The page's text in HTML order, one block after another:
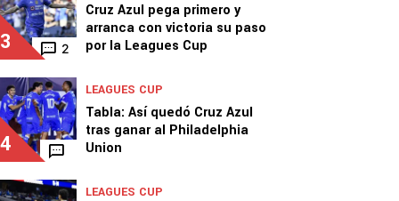
3 2
Cruz Azul pega primero y
arranca con victoria su paso
por la Leagues Cup
4
LEAGUES CUP
Tabla: Así quedó Cruz Azul
tras ganar al Philadelphia
Union
LEAGUES CUP